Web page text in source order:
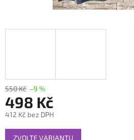
550 Kč –9 %
498 Kč
412 Kč bez DPH
Měrná
ZVOLTE VARIANTU